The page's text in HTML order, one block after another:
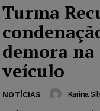
Turma
demora
veículo
NOTÍCIAS Karina